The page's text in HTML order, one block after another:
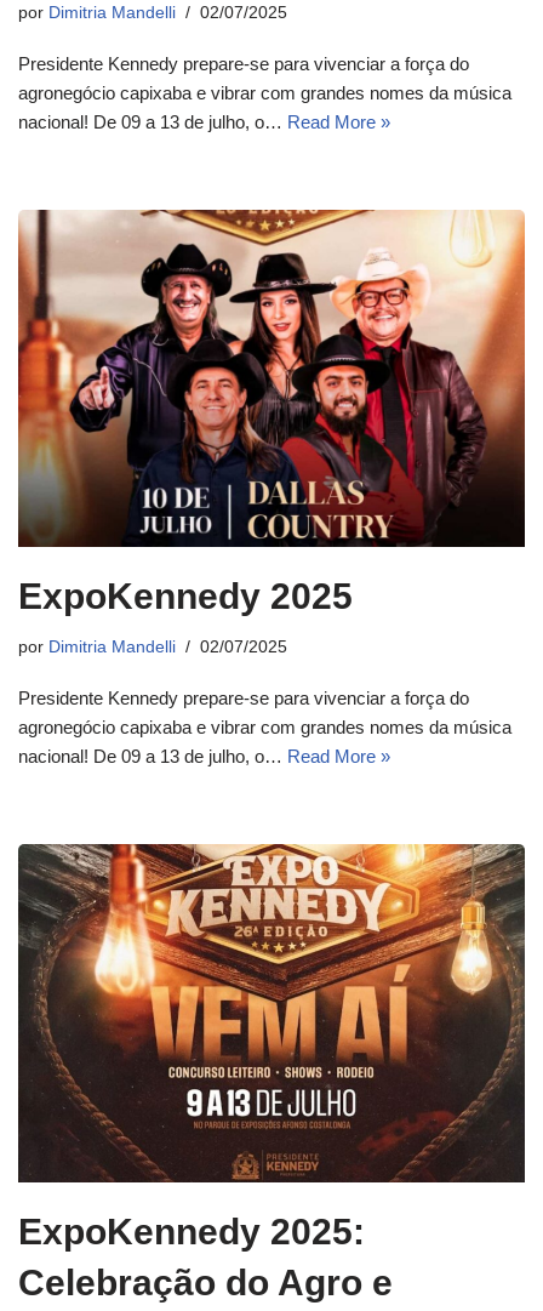
por Dimitria Mandelli 02/07/2025
Presidente Kennedy prepare-se para vivenciar a força do
agronegócio capixaba e vibrar com grandes nomes da música
nacional! De 09 a 13 de julho, o… Read More »
ExpoKennedy 2025
por Dimitria Mandelli 02/07/2025
Presidente Kennedy prepare-se para vivenciar a força do
agronegócio capixaba e vibrar com grandes nomes da música
nacional! De 09 a 13 de julho, o… Read More »
ExpoKennedy 2025:
Celebração do Agro e